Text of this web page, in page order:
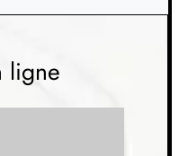
ligne